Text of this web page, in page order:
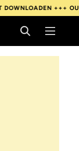
+++OUT NOW: